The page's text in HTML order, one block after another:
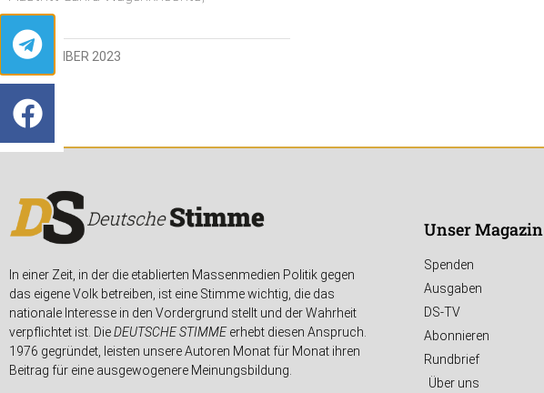
6. NOVEMBER 2023
In einer Zeit, in der die etablierten Massenmedien Politik gegen
das eigene Volk betreiben, ist eine Stimme wichtig, die das
nationale Interesse in den Vordergrund stellt und der Wahrheit
verpflichtet ist. DieDEUTSCHE STIMMEerhebt diesen Anspruch.
1976 gegründet, leisten unsere Autoren Monat für Monat ihren
Beitrag für eine ausgewogenere Meinungsbildung.
Unser Magazin
Spenden
Ausgaben
DS-TV
Abonnieren
Rundbrief
Über uns